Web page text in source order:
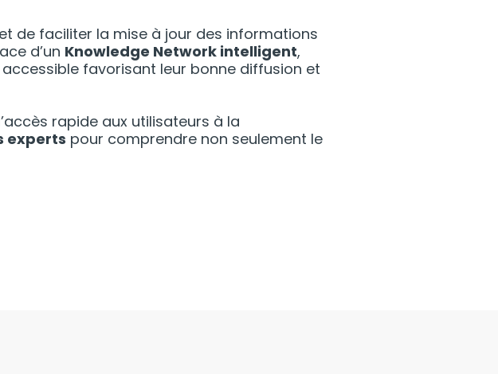
de faciliter la mise à jour des informations
d’un Knowledge Network intelligent,
favorisant leur bonne diffusion et
rapide aux utilisateurs à la
experts pour comprendre non seulement le